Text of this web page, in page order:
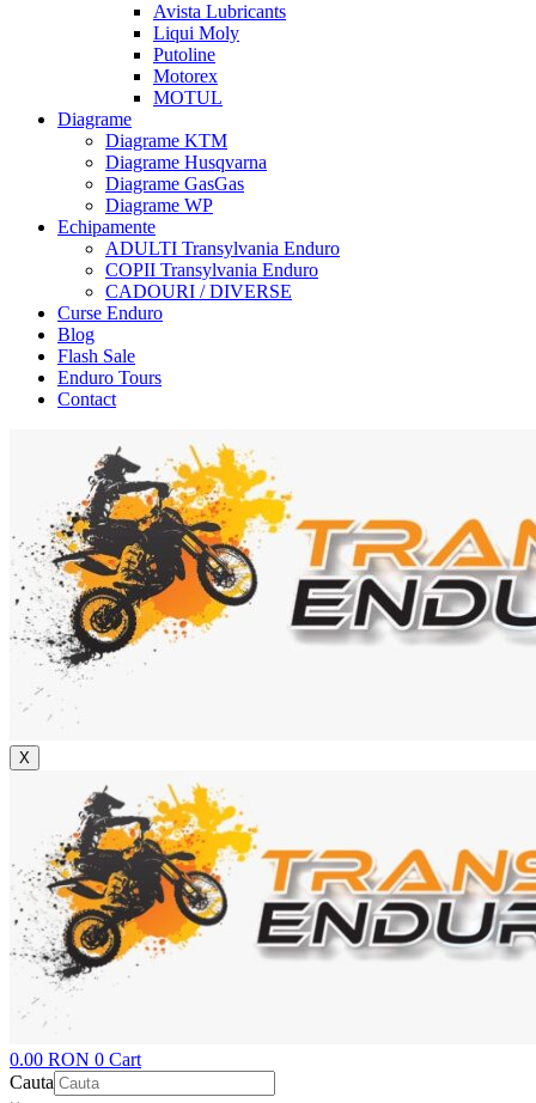
Avista Lubricants
Liqui Moly
Putoline
Motorex
MOTUL
Diagrame
Diagrame KTM
Diagrame Husqvarna
Diagrame GasGas
Diagrame WP
Echipamente
ADULTI Transylvania Enduro
COPII Transylvania Enduro
CADOURI / DIVERSE
Curse Enduro
Blog
Flash Sale
Enduro Tours
Contact
X
0.00 RON 0 Cart
Cauta